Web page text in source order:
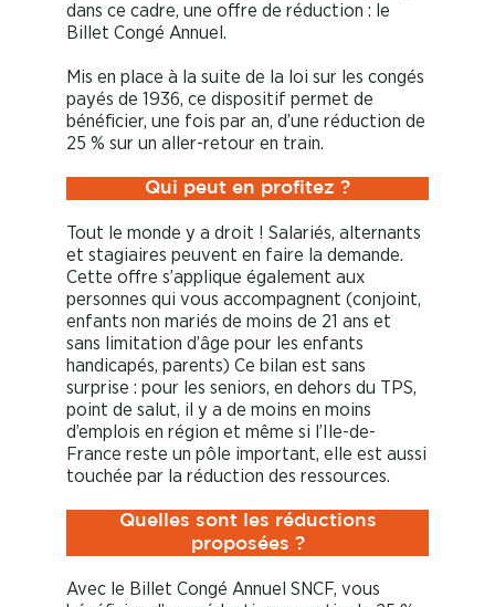
dans ce cadre, une offre de réduction : le
Billet Congé Annuel.
Mis en place à la suite de la loi sur les congés
payés de 1936, ce dispositif permet de
bénéficier, une fois par an, d’une réduction de
25 % sur un aller-retour en train.
Qui peut en profitez ?
Tout le monde y a droit ! Salariés, alternants
et stagiaires peuvent en faire la demande.
Cette offre s’applique également aux
personnes qui vous accompagnent (conjoint,
enfants non mariés de moins de 21 ans et
sans limitation d’âge pour les enfants
handicapés, parents) Ce bilan est sans
surprise : pour les seniors, en dehors du TPS,
point de salut, il y a de moins en moins
d’emplois en région et même si l’Ile-de-
France reste un pôle important, elle est aussi
touchée par la réduction des ressources.
Quelles sont les réductions
proposées ?
Avec le Billet Congé Annuel SNCF, vous